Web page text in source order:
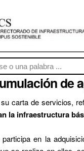
de
carta de servicios,
la infraestructura
en la